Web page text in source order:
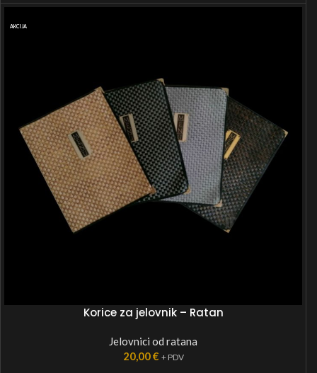
AKCIJA
Korice za jelovnik – Ratan
Jelovnici od ratana
20,00€ + PDV